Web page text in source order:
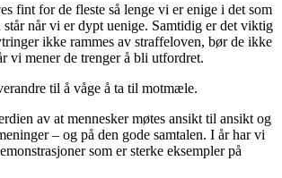
fint for de fleste så lenge vi er enige i det som
står når vi er dypt uenige. Samtidig er det viktig
ikke rammes av straffeloven, bør de ikke
vi mener de trenger å bli utfordret.
til å våge å ta til motmæle.
av at mennesker møtes ansikt til ansikt og
– og på den gode samtalen. I år har vi
som er sterke eksempler på